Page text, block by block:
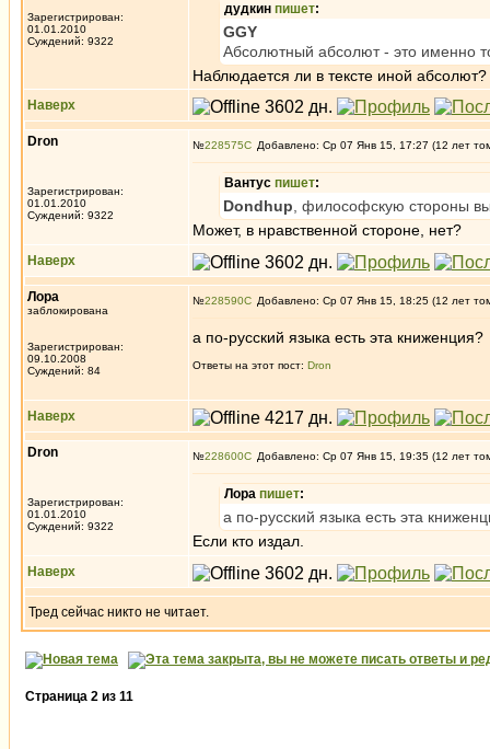
Зарегистрирован:
01.01.2010
Суждений: 9322
дудкин пишет:
GGY
Абсолютный абсолют - это именно
Наблюдается ли в тексте иной абсолют?
Наверх
Dron
Зарегистрирован:
01.01.2010
Суждений: 9322
№228575 Добавлено: Ср 07 Янв 15, 17:27 (12 лет
Вантус пишет:
Dondhup , философскую стороны
Может, в нравственной стороне, нет?
Наверх
Лора
заблокирована
Зарегистрирован:
09.10.2008
Суждений: 84
№228590 Добавлено: Ср 07 Янв 15, 18:25 (12 лет
а по-русский языка есть эта книженция?
Ответы на этот пост: Dron
Наверх
Dron
Зарегистрирован:
01.01.2010
Суждений: 9322
№228600 Добавлено: Ср 07 Янв 15, 19:35 (12 лет
Лора пишет:
а по-русский языка есть эта
Если кто издал.
Наверх
Тред сейчас никто не читает.
Страница 2 из 11